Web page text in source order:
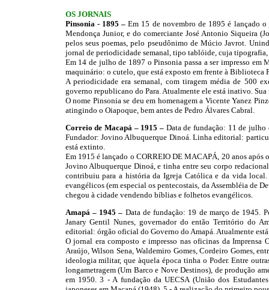
OS JORNAIS
Pinsonia - 1895 –Em 15 de novembro de 1895 é lançado
Mendonça Junior, e do comerciante José Antonio Siqueira
pelos seus poemas, pelo pseudônimo de Múcio Javrot.
jornal de periodicidade semanal, tipo tablóide, cuja
Em 14 de julho de 1897 o Pinsonia passa a ser impresso em
maquinário: o cutelo, que está exposto em frente à Biblioteca
A periodicidade era semanal, com tiragem média de 500
governo republicano do Para. Atualmente ele está inativo.
O nome Pinsonia se deu em homenagem a Vicente Yanez
atingindo o Oiapoque, bem antes de Pedro Álvares Cabral.
Correio de Macapá – 1915 – Data de fundação: 11 de julho
Fundador: Jovino Albuquerque Dinoá. Linha editorial:
está extinto.
Em 1915 é lançado o CORREIO DE MACAPÁ, 20 anos
Jovino Albuquerque Dinoá, e tinha entre seu corpo
contribuiu para a história da Igreja Católica e da vida
evangélicos (em especial os pentecostais, da Assembléia de
chegou à cidade vendendo bíblias e folhetos evangélicos.
Amapá – 1945 – Data de fundação: 19 de março de 1945.
Janary Gentil Nunes, governador do então Território do
editorial: órgão oficial do Governo do Amapá. Atualmente
O jornal era composto e impresso nas oficinas da
Araújo, Wilson Sena, Waldemiro Gomes, Cordeiro Gomes,
ideologia militar, que àquela época tinha o Poder. Entre
longametragem (Um Barco e Nove Destinos), de produção
em 1950. 3 - A fundação da UECSA (União dos